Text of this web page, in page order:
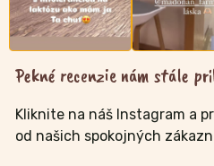
Pekné recenzie nám stále
Kliknite na náš Instagram a
od našich spokojných